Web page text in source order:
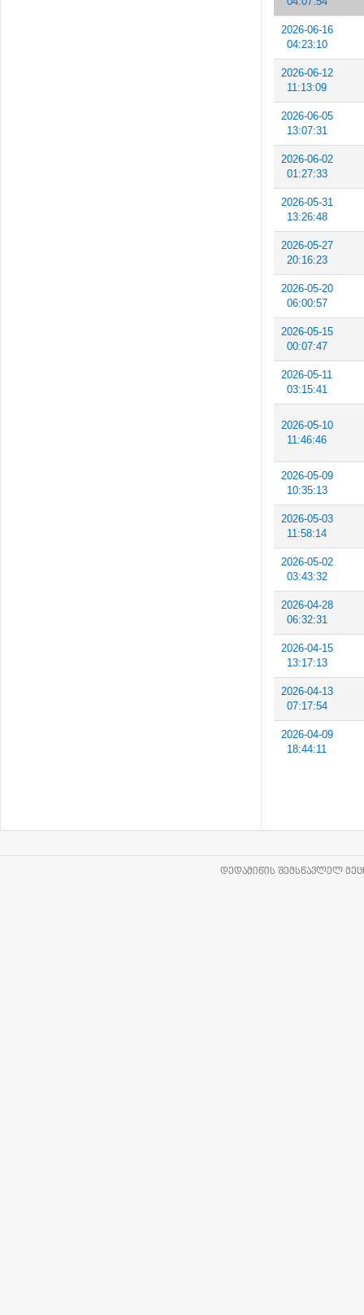
2026-06-16
04:23:10
2026-06-12
11:13:09
2026-06-05
13:07:31
2026-06-02
01:27:33
2026-05-31
13:26:48
2026-05-27
20:16:23
2026-05-20
06:00:57
2026-05-15
00:07:47
2026-05-11
03:15:41
2026-05-10
11:46:46
2026-05-09
10:35:13
2026-05-03
11:58:14
2026-05-02
03:43:32
2026-04-28
06:32:31
2026-04-15
13:17:13
2026-04-13
07:17:54
2026-04-09
18:44:11
ᲓᲔᲓᲐᲛᲘᲬᲘᲡ ᲨᲔᲛᲡᲬᲐᲕᲚᲔᲚ